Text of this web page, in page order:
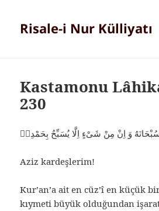
Risale-i Nur Külliyatı
Kastamonu
230
وَ اِنْ مِنْ شَىْءٍ اِلَّا يُسَبِّحُ بِحَمْدِهٖ
Aziz kardeşlerim!
Kur’an’a ait en cüz’î en küçük
kıymeti büyük olduğundan